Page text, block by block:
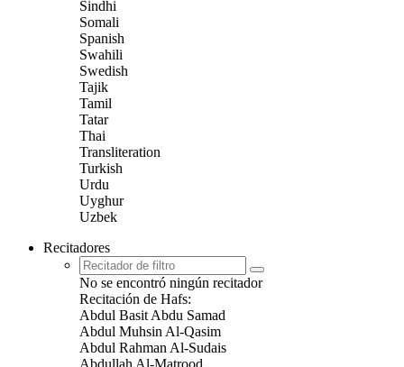
Sindhi
Somali
Spanish
Swahili
Swedish
Tajik
Tamil
Tatar
Thai
Transliteration
Turkish
Urdu
Uyghur
Uzbek
Recitadores
No se encontró ningún recitador
Recitación de Hafs:
Abdul Basit Abdu Samad
Abdul Muhsin Al-Qasim
Abdul Rahman Al-Sudais
Abdullah Al-Matrood